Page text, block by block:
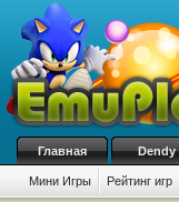
Главная Dendy
Мини Игры Рейтинг игр